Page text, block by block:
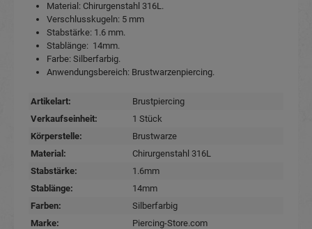
Material: Chirurgenstahl 316L.
Verschlusskugeln: 5 mm
Stabstärke: 1.6 mm.
Stablänge: 14mm.
Farbe: Silberfarbig.
Anwendungsbereich: Brustwarzenpiercing.
Artikelart:
Brustpiercing
Verkaufseinheit:
1 Stück
Körperstelle:
Brustwarze
Material:
Chirurgenstahl 316L
Stabstärke:
1.6mm
Stablänge:
14mm
Farben:
Silberfarbig
Marke:
Piercing-Store.com